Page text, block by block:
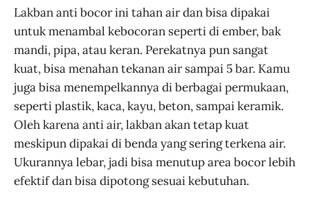
Lakban anti bocor ini tahan air dan bisa dipakai
untuk menambal kebocoran seperti di ember, bak
mandi, pipa, atau keran. Perekatnya pun sangat
kuat, bisa menahan tekanan air sampai 5 bar. Kamu
juga bisa menempelkannya di berbagai permukaan,
seperti plastik, kaca, kayu, beton, sampai keramik.
Oleh karena anti air, lakban akan tetap kuat
meskipun dipakai di benda yang sering terkena air.
Ukurannya lebar, jadi bisa menutup area bocor lebih
efektif dan bisa dipotong sesuai kebutuhan.